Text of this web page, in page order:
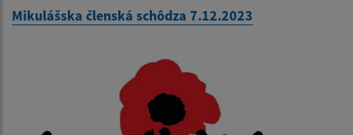
Mikulášska členská schôdza 7.12.2023